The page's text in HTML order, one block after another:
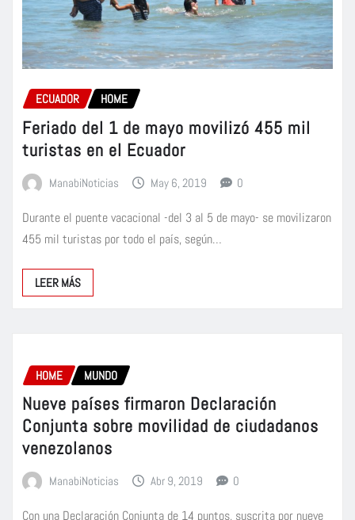
ECUADOR HOME
Feriado del 1 de mayo movilizó 455 mil
turistas en el Ecuador
ManabiNoticias May 6, 2019 0
Durante el puente vacacional -del 3 al 5 de mayo- se movilizaron
455 mil turistas por todo el país, según…
LEER MÁS
HOME MUNDO
Nueve países firmaron Declaración
Conjunta sobre movilidad de ciudadanos
venezolanos
ManabiNoticias Abr 9, 2019 0
Con una Declaración Conjunta de 14 puntos, suscrita por nueve